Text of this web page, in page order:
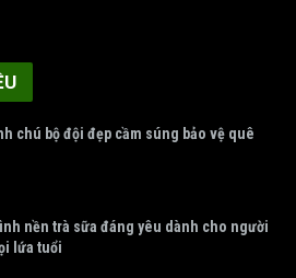
chú bộ đội đẹp cầm súng bảo vệ quê
nền trà sữa đáng yêu dành cho người
lứa tuổi